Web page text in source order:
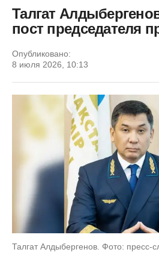
Талгат
пост председателя
Опубликовано:
8 июля 2026, 10:13
Талгат Алдыбергенов. Фото: пресс-